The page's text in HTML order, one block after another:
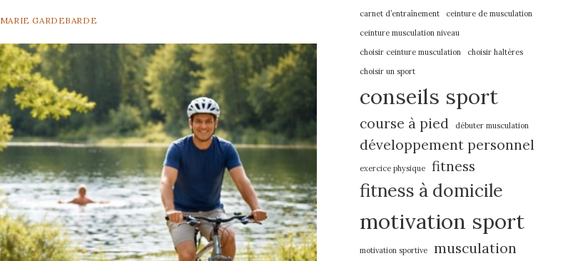
MARIE GARDEBARDE
carnet d’entraînement
ceinture de musculation
ceinture musculation niveau
choisir ceinture musculation
choisir haltères
choisir un sport
conseils sport
course à pied débuter musculation
développement personnel
exercice physique fitness
fitness à domicile
motivation sport
motivation sportive musculation